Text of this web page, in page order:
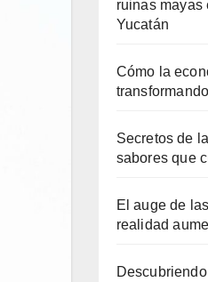
ruinas mayas
Yucatán
Cómo la
Secretos de
sabores que
El auge de
realidad